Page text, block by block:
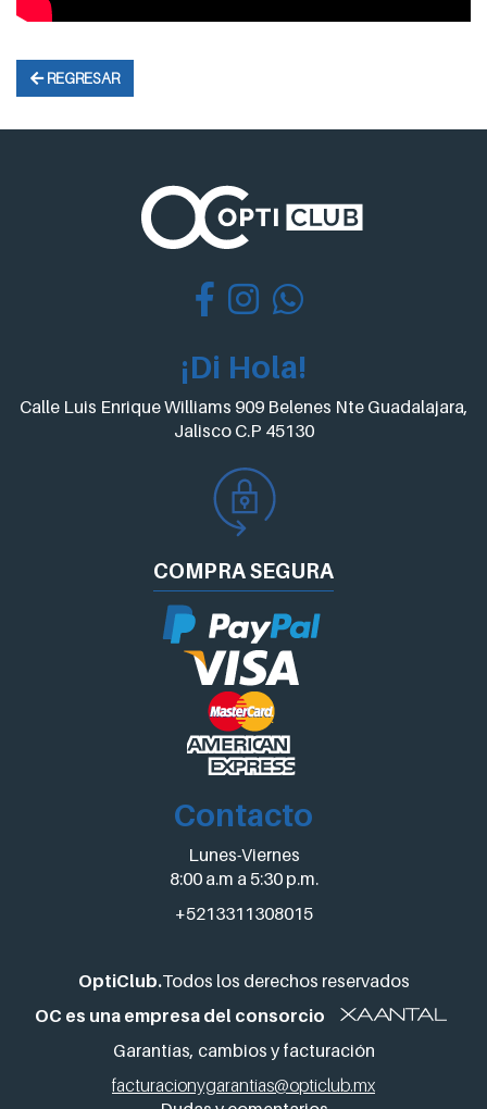
REGRESAR
¡Di Hola!
Calle Luis Enrique Williams 909 Belenes Nte Guadalajara,
Jalisco C.P 45130
COMPRASEGURA
Contacto
Lunes-Viernes
8:00 a.m a 5:30 p.m.
+5213311308015
OptiClub.Todos los derechos reservados
OC es una empresa del consorcio
Garantías, cambios y facturación
facturacionygarantias@opticlub.mx